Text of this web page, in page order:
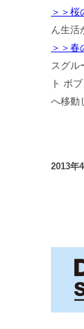
＞＞桜
ん生活
＞＞春
スグ
ト ボ
へ移動
2013年